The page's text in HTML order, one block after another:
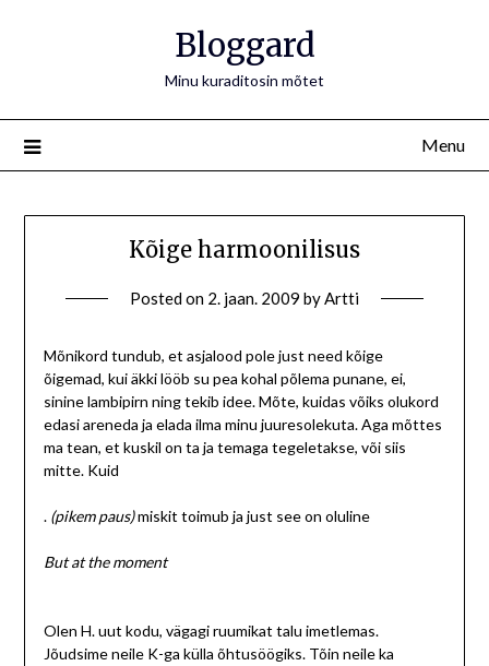
Bloggard
Minu kuraditosin mõtet
Menu
Kõige harmoonilisus
Posted on 2. jaan. 2009 byArtti
Mõnikord tundub, et asjalood pole just need kõige
õigemad, kui äkki lööb su pea kohal põlema punane, ei,
sinine lambipirn ning tekib idee. Mõte, kuidas võiks olukord
edasi areneda ja elada ilma minu juuresolekuta. Aga mõttes
ma tean, et kuskil on ta ja temaga tegeletakse, või siis
mitte. Kuid
. (pikem paus)miskit toimub ja just see on oluline
But at the moment
Olen H. uut kodu, vägagi ruumikat talu imetlemas.
Jõudsime neile K-ga külla õhtusöögiks. Tõin neile ka